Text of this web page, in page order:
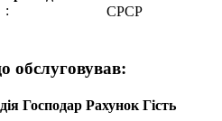
:
СРСР
обслуговував:
Господар Рахунок Гість